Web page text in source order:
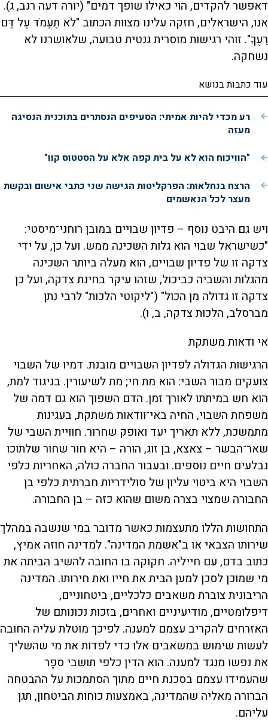
דאפשר להקדים, הוי כאילו שופך דמים" (יורה דעה רנב, ג).
אנו, הישראלים, חזקה עלינו מצוות הכתוב "לֹא תַעֲמֹד עַל דַּם
רֵעֶךָ". זוהי רגישות מוסרית גנטית טבועה, שלאושרנו לא
נשחקה.
עוד כתבות בנושא
רע מכדי להיות אמיתי: הסעיפים הנסתרים בתוכנית הנסיגה
מעזה
"הוויכוח הוא לא על בית קפה אלא על הסטטוס קוו"
הרצח בנחלאות: הפרקליטות הגישה שני כתבי אישום ובקשת
מעצר לכל הנאשמים
ויש גם היבט נוסף – פדיון שבויים במובן רוחני־מיסטי:
"כשישראל שבוי הוא גלות השכינה ממש. ועל כן, על ידי
צדקה זו של פדיון שבויים, הוא מעלה ביותר השכינה
מהגלות והשביה כביכול, שזהו עיקר בחינת צדקה, ועל כן
צדקה זו גדולה מן הכול" ("ליקוטי הלכות" לרבי נתן
מברסלב, הלכות צדקה, ב, ו).
אי ודאות משתקת
הרגישות הגדולה לפדיון השבויים מובנת. דמיו של השבוי
צועקים מבור השבי: הוא מת חי; מת לשיעורין. בניגוד למת,
הוא חש במיתתו לאורך זמן. הדם השפוך הוא גם דמה של
משפחת השבוי, החיה באי־וודאות משתקת, בעגינות
מתמשכת, ללא תאריך יעד ואופק שחרור. חוויית השבי של
שאר־הבשר – צאצא, בן זוג, הורה – היא חור שחור שלתוכו
נבלעים חיים נוספים. ובעבור החברה כולה, האחריות כלפי
השבוי היא ביטוי עליון של סולידריות חברתית כלפי בן
החבורה שמצוי בצרה משום שהוא כזה – בן החבורה.
התחושות הללו מתעצמות כאשר מדובר במי שנשבה במהלך
שירותו הצבאי או ב"אשמת המדינה". למדינה חוזה אמיץ,
כתוב בדם, עם חייליה. חקוקה בו החובה להשיב הביתה את
מי שמוכן לסכן למען הבית את חייו ואת חירותו. המדינה
הריבונית צוברת משאבים כלכליים, ביטחוניים,
דיפלומטיים, מודיעיניים ואחרים, בזכות נכונותם של
האזרחים להקריב עצמם למענה. לפיכך מוטלת עליה החובה
לעשות שימוש במשאבים אלו כדי לפדות את מי שהשליך
את נפשו מנגד למענה. הוא הדין כלפי תושבי ספָר
שהעמידו עצמם בסכנת חיים מתוך הסתמכות על ההבטחה
הברורה מאליה שהמדינה, באמצעות כוחות הביטחון, תגן
עליהם.